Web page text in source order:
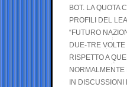
BOT. LA QUOTA
PROFILI DEL
“FUTURO
DUE-TRE
RISPETTO A
NORMALMENTE
IN